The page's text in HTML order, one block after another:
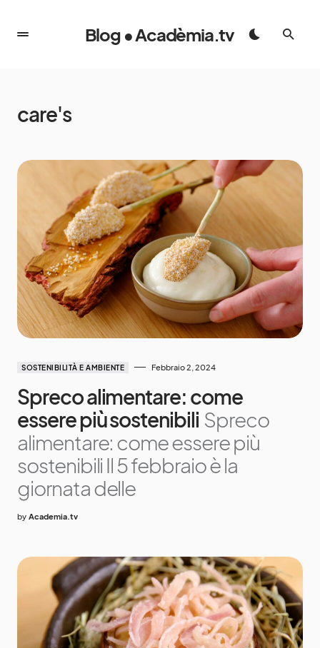
Blog • Acadèmia.tv
care's
SOSTENIBILITÀ E AMBIENTE Febbraio 2, 2024
Spreco alimentare: come
essere più sostenibili Spreco
alimentare: come essere più
sostenibili Il 5 febbraio è la
giornata delle
by Academia.tv